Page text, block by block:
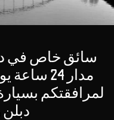
سائق خاص في
لمرافقتكم
دبلن